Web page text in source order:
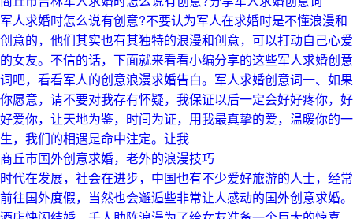
军人求婚时怎么说有创意?不要认为军人在求婚时是不懂浪漫和
创意的，他们其实也有其独特的浪漫和创意，可以打动自己心爱
的女友。不信的话，下面就来看看小编分享的这些军人求婚创意
词吧，看看军人的创意浪漫求婚告白。军人求婚创意词一、如果
你愿意，请不要对我存有怀疑，我保证以后一定会好好疼你，好
好爱你，让天地为鉴，时间为证，用我最真挚的爱，温暖你的一
生，我们的相遇是命中注定。让我
商丘市国外创意求婚，老外的浪漫技巧
时代在发展，社会在进步，中国也有不少爱好旅游的人士，经常
前往国外度假，当然也会邂逅些非常让人感动的国外创意求婚。